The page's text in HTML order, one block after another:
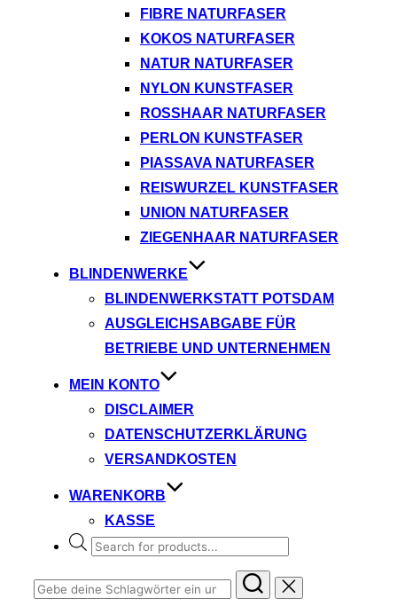
FIBRE NATURFASER
KOKOS NATURFASER
NATUR NATURFASER
NYLON KUNSTFASER
ROSSHAAR NATURFASER
PERLON KUNSTFASER
PIASSAVA NATURFASER
REISWURZEL KUNSTFASER
UNION NATURFASER
ZIEGENHAAR NATURFASER
BLINDENWERKE
BLINDENWERKSTATT POTSDAM
AUSGLEICHSABGABE FÜR
BETRIEBE UND UNTERNEHMEN
MEIN KONTO
DISCLAIMER
DATENSCHUTZERKLÄRUNG
VERSANDKOSTEN
WARENKORB
KASSE
Products
search
Suchen
nach: